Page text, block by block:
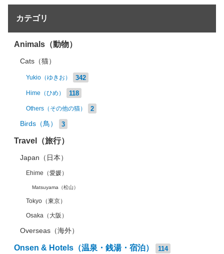
カテゴリ
Animals（動物）
Cats（猫）
Yukio（ゆきお） 342
Hime（ひめ） 118
Others（その他の猫） 2
Birds（鳥） 3
Travel（旅行）
Japan（日本）
Ehime（愛媛）
Matsuyama（松山）
Tokyo（東京）
Osaka（大阪）
Overseas（海外）
Onsen & Hotels（温泉・銭湯・宿泊） 114